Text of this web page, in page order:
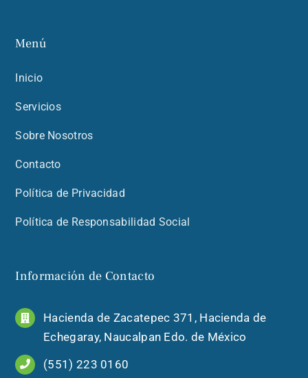
Menú
Inicio
Servicios
Sobre Nosotros
Contacto
Política de Privacidad
Política de Responsabilidad Social
Información de Contacto
Hacienda de Zacatepec 371, Hacienda de
Echegaray, Naucalpan Edo. de México
(551) 223 0160